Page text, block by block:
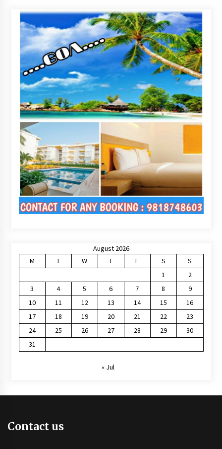
August 2026
M
T W T F S
S
1
2
3
4 5 6 7 8
9
10
11 12 13 14 15
16
17
18 19 20 21 22
23
24
25 26 27 28 29
30
31
« Jul
Contact us